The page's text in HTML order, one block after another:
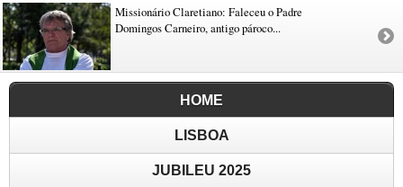
Missionário Claretiano: Faleceu o Padre
Domingos Carneiro, antigo pároco...
HOME
LISBOA
JUBILEU 2025